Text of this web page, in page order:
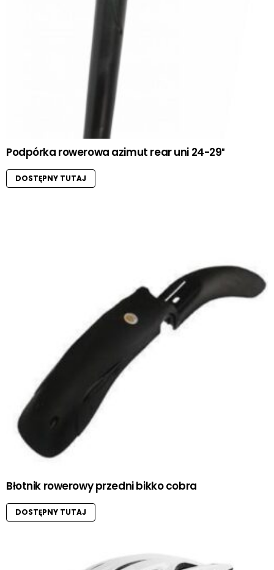
Podpórka rowerowa azimut rear uni 24-29″
DOSTĘPNY TUTAJ
Błotnik rowerowy przedni bikko cobra
DOSTĘPNY TUTAJ